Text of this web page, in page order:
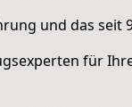
und das seit
für